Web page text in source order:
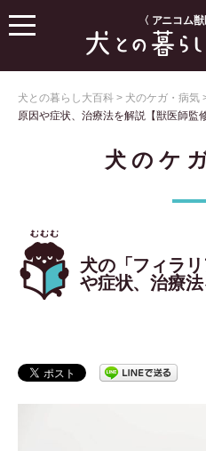
〈 アニコム
犬との暮らし大百科 > 犬のケガ・病気
原因や症状、治療法を解説【獣医師監修
犬のケ
犬の「フィラ
や症状、治療法